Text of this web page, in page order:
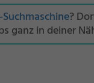
?
ganz in deiner